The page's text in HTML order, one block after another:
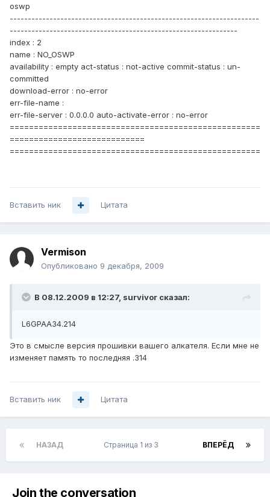
oswp
---------------------------------------------------------------------
---------------------------------------------------------------
index : 2
name : NO_OSWP
availability : empty act-status : not-active commit-status : un-
committed
download-error : no-error
err-file-name :
err-file-server : 0.0.0.0 auto-activate-error : no-error
====================================================
============================
====================================================
Вставить ник Цитата
Vermison
Опубликовано 9 декабря, 2009
В 08.12.2009 в 12:27, survivor сказал:
L6GPAA34.214
Это в смысле версия прошивки вашего алкателя. Если мне не
изменяет память то последняя .314
Вставить ник Цитата
НАЗАД ВПЕРЁД
Страница 1 из 3
Join the conversation